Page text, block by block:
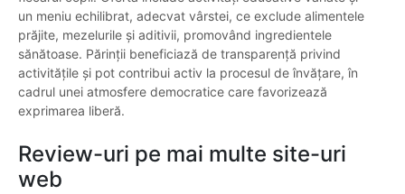
un meniu echilibrat, adecvat vârstei, ce exclude alimentele
prăjite, mezelurile și aditivii, promovând ingredientele
sănătoase. Părinții beneficiază de transparență privind
activitățile și pot contribui activ la procesul de învățare, în
cadrul unei atmosfere democratice care favorizează
exprimarea liberă.
Review-uri pe mai multe site-uri
web